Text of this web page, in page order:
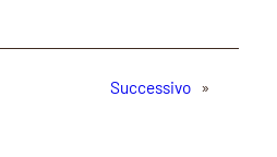
Successivo »